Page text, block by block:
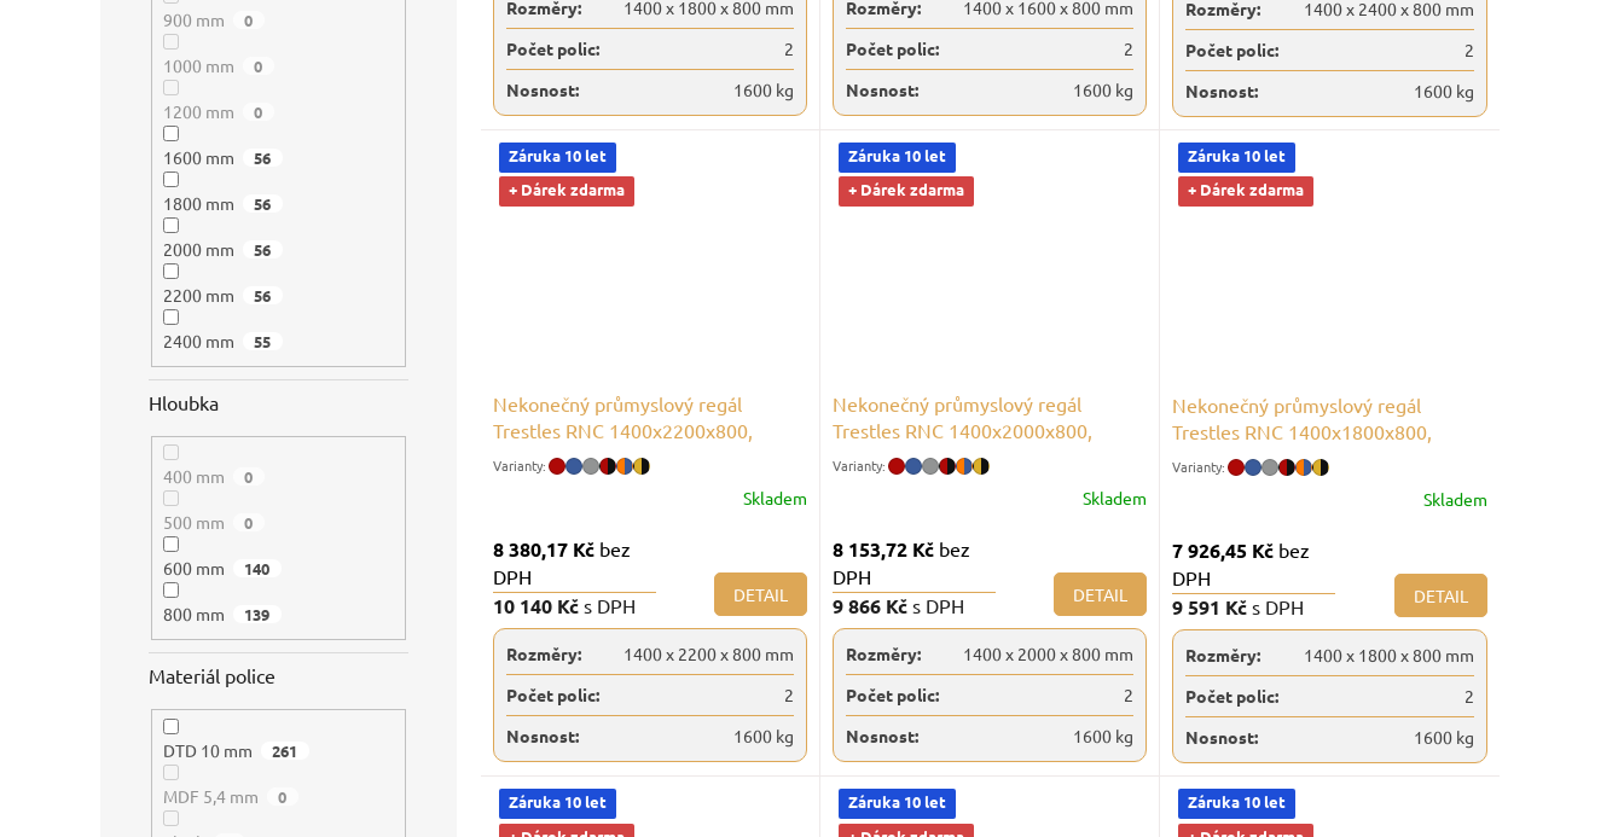
900 mm 0
1000 mm 0
1200 mm 0
1600 mm 56
1800 mm 56
2000 mm 56
2200 mm 56
2400 mm 55
Hloubka
400 mm 0
500 mm 0
600 mm 140
800 mm 139
Materiál police
DTD 10 mm 261
MDF 5,4 mm 0
Rozměry:
1400 x 1800 x 800 mm
Počet polic:
2
Nosnost:
1600 kg
Rozměry:
1400 x 1600 x 800 mm
Počet polic:
2
Nosnost:
1600 kg
Rozměry:
1400 x 2400 x 800 mm
Počet polic:
2
Nosnost:
1600 kg
Záruka 10 let
+ Dárek zdarma
Nekonečný průmyslový regál
Trestles RNC 1400x2200x800,
nosnost 1600 kg, 2 police
Skladem
8 380,17 Kč bez
DPH
10 140 Kč s DPH DETAIL
Rozměry:
1400 x 2200 x 800 mm
Počet polic:
2
Nosnost:
1600 kg
Záruka 10 let
+ Dárek zdarma
Nekonečný průmyslový regál
Trestles RNC 1400x2000x800,
nosnost 1600 kg, 2 police
Skladem
8 153,72 Kč bez
DPH
9 866 Kč s DPH DETAIL
Rozměry:
1400 x 2000 x 800 mm
Počet polic:
2
Nosnost:
1600 kg
Záruka 10 let
+ Dárek zdarma
Nekonečný průmyslový regál
Trestles RNC 1400x1800x800,
nosnost 1600 kg, 2 police
Skladem
7 926,45 Kč bez
DPH
9 591 Kč s DPH DETAIL
Rozměry:
1400 x 1800 x 800 mm
Počet polic:
2
Nosnost:
1600 kg
Záruka 10 let
Záruka 10 let
Záruka 10 let